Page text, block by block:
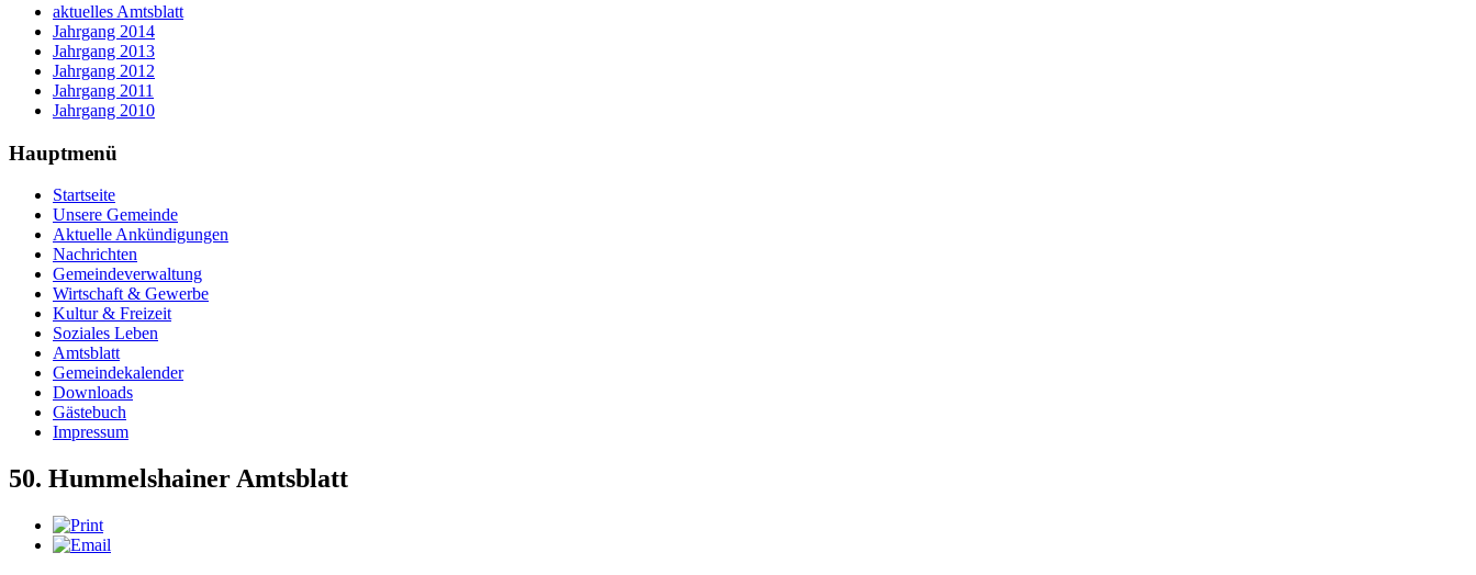
aktuelles Amtsblatt
Jahrgang 2014
Jahrgang 2013
Jahrgang 2012
Jahrgang 2011
Jahrgang 2010
Hauptmenü
Startseite
Unsere Gemeinde
Aktuelle Ankündigungen
Nachrichten
Gemeindeverwaltung
Wirtschaft & Gewerbe
Kultur & Freizeit
Soziales Leben
Amtsblatt
Gemeindekalender
Downloads
Gästebuch
Impressum
50. Hummelshainer Amtsblatt